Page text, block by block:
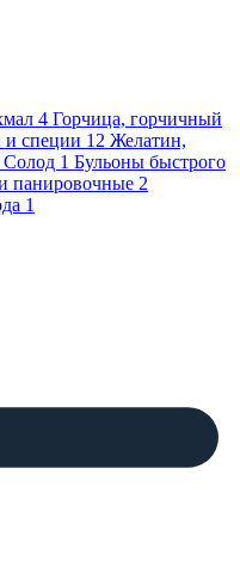
4 Горчица, горчичный
и специи 12 Желатин,
Солод 1 Бульоны быстрого
панировочные 2
1